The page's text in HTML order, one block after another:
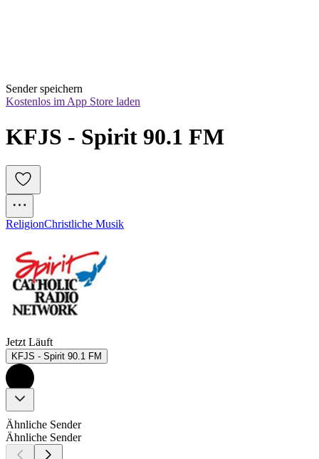
Sender speichern
Kostenlos im App Store laden
KFJS - Spirit 90.1 FM
ReligionChristliche Musik
Jetzt Läuft
KFJS - Spirit 90.1 FM
Ähnliche Sender
Ähnliche Sender